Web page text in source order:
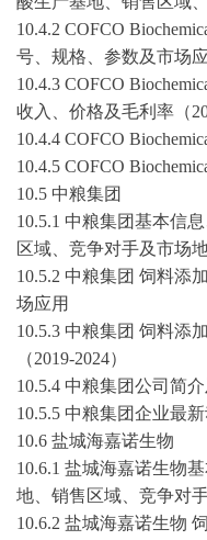
10.4.2 COFCO
号、规格、参数及市场
10.4.3 COFCO
收入、价格及毛利率（
10.4.4 COFCO
10.4.5 COFCO
10.5 中粮集团
10.5.1 中粮集团基本信
区域、竞争对手及市场
10.5.2 中粮集团 饲料添
场应用
10.5.3 中粮集团 饲料添
（2019-2024）
10.5.4 中粮集团公司简
10.5.5 中粮集团企业最
10.6 盐城海嘉诺生物
10.6.1 盐城海嘉诺生物
地、销售区域、竞争对
10.6.2 盐城海嘉诺生物